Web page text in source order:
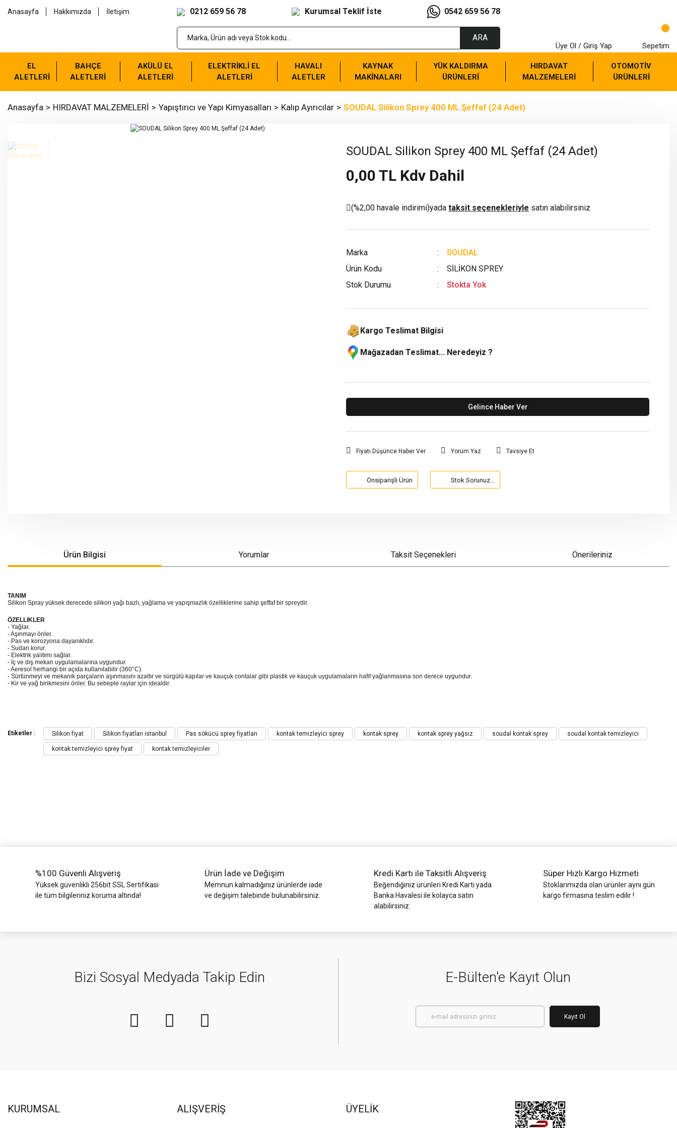
Anasayfa Hakkımızda İletişim 0212 659 56 78 Kurumsal Teklif İste 0542 659 56 78
ARA
Üye Ol / Giriş Yap Sepetim
EL
ALETLERİ
BAHÇE
ALETLERİ
AKÜLÜ EL
ALETLERİ
ELEKTRİKLİ EL
ALETLERİ
HAVALI
ALETLER
KAYNAK
MAKİNALARI
YÜK KALDIRMA
ÜRÜNLERİ
HIRDAVAT
MALZEMELERİ
OTOMOTİV
ÜRÜNLERİ
Anasayfa HIRDAVAT MALZEMELERİ Yapıştırıcı ve Yapı Kimyasalları Kalıp Ayırıcılar SOUDAL Silikon Sprey 400 ML Şeffaf (24 Adet)
SOUDAL Silikon Sprey 400 ML Şeffaf (24 Adet)
0,00 TL Kdv Dahil
(%2,00 havale indirimi)yada taksit seçenekleriyle satın alabilirsiniz
Marka
SOUDAL
Ürün Kodu
SİLİKON SPREY
Stok Durumu
Stokta Yok
Kargo Teslimat Bilgisi
Mağazadan Teslimat... Neredeyiz ?
Gelince Haber Ver
Fiyatı Düşünce Haber Ver Yorum Yaz Tavsiye Et
Önsiparişli Ürün Stok Sorunuz...
Ürün Bilgisi Yorumlar Taksit Seçenekleri Önerileriniz
TANIM
Silikon Spray yüksek derecede silikon yağı bazlı, yağlama ve yapışmazlık özelliklerine sahip şeffaf bir spreydir.
ÖZELLIKLER
- Yağlar.
- Aşınmayı önler.
- Pas ve korozyona dayanıklıdır.
- Sudan korur.
- Elektrik yalıtımı sağlar.
- İç ve dış mekan uygulamalarına uygundur.
- Aeresol herhangi bir açıda kullanılabilir (360°C).
- Sürtünmeyi ve mekanik parçaların aşınmasını azaltır ve sürgülü kapılar ve kauçuk contalar gibi plastik ve kauçuk uygulamaların hafif yağlanmasına son derece uygundur.
- Kir ve yağ birikmesini önler. Bu sebeple raylar için idealdir.
Bu ürüne ilk yorumu siz yapın!
Görüş ve önerileriniz için teşekkür ederiz.
Ürün resmi kalitesiz, bozuk veya görüntülenemiyor.
Etiketler : Silikon fiyat Silikon fiyatları istanbul Pas sökücü sprey fiyatları kontak temizleyici sprey kontak sprey kontak sprey yağsız soudal kontak sprey soudal kontak temizleyici
kontak temizleyici sprey fiyat kontak temizleyiciler
%100 Güvenli Alışveriş
Yüksek güvenlikli 256bit SSL Sertifikası
ile tüm bilgileriniz koruma altında!
Ürün İade ve Değişim
Memnun kalmadığınız ürünlerde iade
ve değişim talebinde bulunabilirsiniz.
Kredi Kartı ile Taksitli Alışveriş
Beğendiğiniz ürünleri Kredi Kartı yada
Banka Havalesi ile kolayca satın
alabilirsiniz.
Süper Hızlı Kargo Hizmeti
Stoklarımızda olan ürünler aynı gün
kargo firmasına teslim edilir !
Bizi Sosyal Medyada Takip Edin E-Bülten'e Kayıt Olun
Kayıt Ol
KURUMSAL ALIŞVERİŞ ÜYELİK